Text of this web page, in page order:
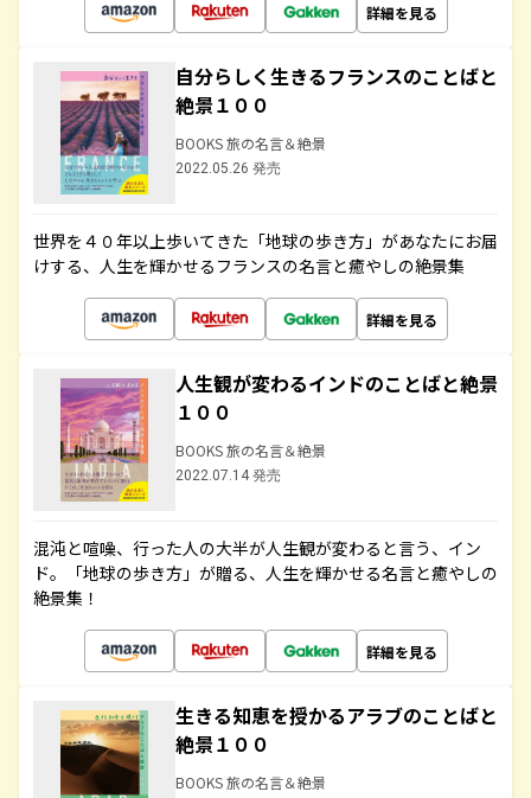
詳細を見る
自分らしく生きるフランスのことばと
絶景１００
BOOKS 旅の名言＆絶景
2022.05.26 発売
世界を４０年以上歩いてきた「地球の歩き方」があなたにお届
けする、人生を輝かせるフランスの名言と癒やしの絶景集
詳細を見る
人生観が変わるインドのことばと絶景
１００
BOOKS 旅の名言＆絶景
2022.07.14 発売
混沌と喧噪、行った人の大半が人生観が変わると言う、イン
ド。「地球の歩き方」が贈る、人生を輝かせる名言と癒やしの
絶景集！
詳細を見る
生きる知恵を授かるアラブのことばと
絶景１００
BOOKS 旅の名言＆絶景